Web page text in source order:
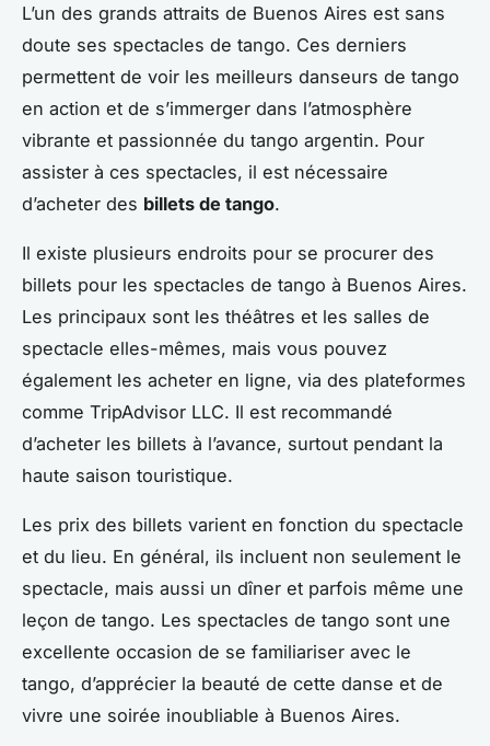
L’un des grands attraits de Buenos Aires est sans
doute ses spectacles de tango. Ces derniers
permettent de voir les meilleurs danseurs de tango
en action et de s’immerger dans l’atmosphère
vibrante et passionnée du tango argentin. Pour
assister à ces spectacles, il est nécessaire
d’acheter des billets de tango.
Il existe plusieurs endroits pour se procurer des
billets pour les spectacles de tango à Buenos Aires.
Les principaux sont les théâtres et les salles de
spectacle elles-mêmes, mais vous pouvez
également les acheter en ligne, via des plateformes
comme TripAdvisor LLC. Il est recommandé
d’acheter les billets à l’avance, surtout pendant la
haute saison touristique.
Les prix des billets varient en fonction du spectacle
et du lieu. En général, ils incluent non seulement le
spectacle, mais aussi un dîner et parfois même une
leçon de tango. Les spectacles de tango sont une
excellente occasion de se familiariser avec le
tango, d’apprécier la beauté de cette danse et de
vivre une soirée inoubliable à Buenos Aires.